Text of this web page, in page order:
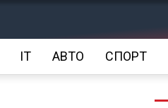
IT АВТО СПОРТ